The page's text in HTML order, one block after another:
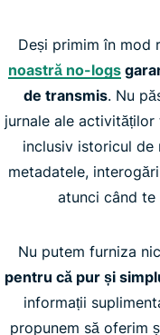
Deși primim în mod
noastră no-logs
de transmis. Nu
jurnale ale
inclusiv istoricul de
metadatele,
atunci când te
Nu putem furniza
pentru că pur și
informații
propunem să oferim